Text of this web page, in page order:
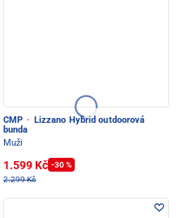
CMP ·
Lizzano Hybrid outdoorová
bunda
Muži
1.599 Kč -30 %
2.299 Kč